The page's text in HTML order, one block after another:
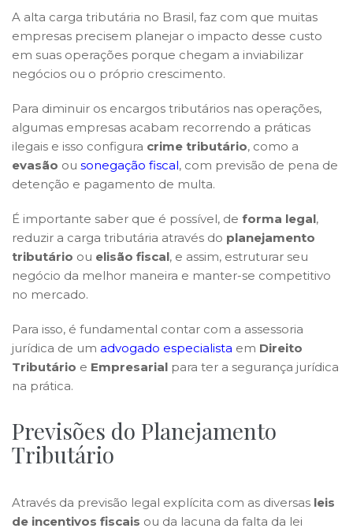
A alta carga tributária no Brasil, faz com que muitas
empresas precisem planejar o impacto desse custo
em suas operações porque chegam a inviabilizar
negócios ou o próprio crescimento.
Para diminuir os encargos tributários nas operações,
algumas empresas acabam recorrendo a práticas
ilegais e isso configura crime tributário, como a
evasão ou sonegação fiscal, com previsão de pena de
detenção e pagamento de multa.
É importante saber que é possível, de forma legal,
reduzir a carga tributária através do planejamento
tributário ou elisão fiscal, e assim, estruturar seu
negócio da melhor maneira e manter-se competitivo
no mercado.
Para isso, é fundamental contar com a assessoria
jurídica de um advogado especialista em Direito
Tributário e Empresarial para ter a segurança jurídica
na prática.
Previsões do Planejamento
Tributário
Através da previsão legal explícita com as diversas leis
de incentivos fiscais ou da lacuna da falta da lei